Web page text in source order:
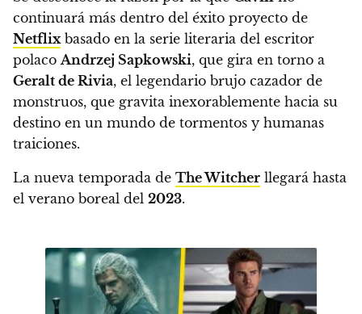
continuará más dentro del éxito proyecto de
Netflixbasado en la serie literaria del escritor
polacoAndrzej Sapkowski, que gira en torno a
Geralt de Rivia, el legendario brujo cazador de
monstruos, que gravita inexorablemente hacia su
destino en un mundo de tormentos y humanas
traiciones.
La nueva temporada de The Witcher llegará hasta
el verano boreal del 2023.